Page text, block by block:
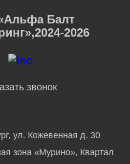
Балт
2026
звонок
ул. Кожевенная д. 30
зона «Мурино», Квартал